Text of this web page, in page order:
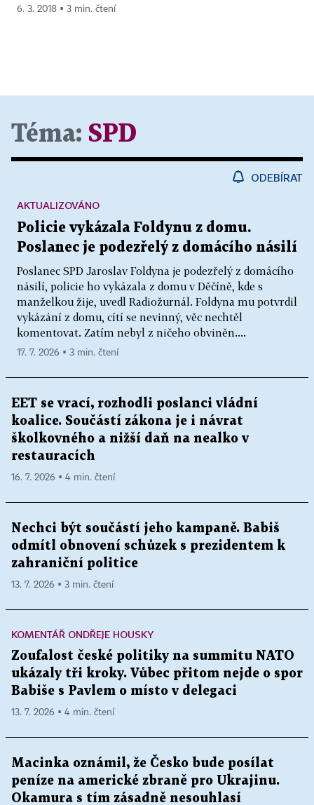
6. 3. 2018 ▪ 3 min. čtení
Téma: SPD
ODEBÍRAT
Policie vykázala Foldynu z domu.
Poslanec je podezřelý z domácího násilí
Poslanec SPD Jaroslav Foldyna je podezřelý z domácího
násilí, policie ho vykázala z domu v Děčíně, kde s
manželkou žije, uvedl Radiožurnál. Foldyna mu potvrdil
vykázání z domu, cítí se nevinný, věc nechtěl
komentovat. Zatím nebyl z ničeho obviněn....
AKTUALIZOVÁNO
17. 7. 2026 ▪ 3 min. čtení
EET se vrací, rozhodli poslanci vládní
koalice. Součástí zákona je i návrat
školkovného a nižší daň na nealko v
restauracích
16. 7. 2026 ▪ 4 min. čtení
Nechci být součástí jeho kampaně. Babiš
odmítl obnovení schůzek s prezidentem k
zahraniční politice
13. 7. 2026 ▪ 3 min. čtení
KOMENTÁŘ ONDŘEJE HOUSKY
Zoufalost české politiky na summitu NATO
ukázaly tři kroky. Vůbec přitom nejde o spor
Babiše s Pavlem o místo v delegaci
13. 7. 2026 ▪ 4 min. čtení
Macinka oznámil, že Česko bude posílat
peníze na americké zbraně pro Ukrajinu.
Okamura s tím zásadně nesouhlasí